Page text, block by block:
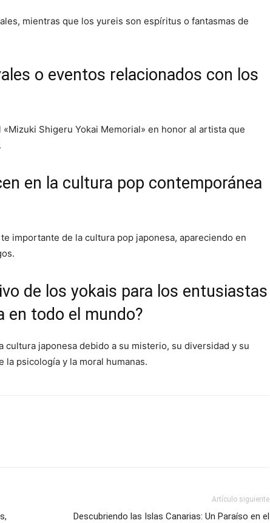
mientras que los yureis son espíritus o fantasmas de
o eventos relacionados con los
Shigeru Yokai Memorial» en honor al artista que
en la cultura pop contemporánea
importante de la cultura pop japonesa, apareciendo en
de los yokais para los entusiastas
en todo el mundo?
cultura japonesa debido a su misterio, su diversidad y su
la psicología y la moral humanas.
Artículo siguiente
Descubriendo las Islas Canarias: Un Paraíso en el